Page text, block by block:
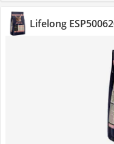
Lifelong